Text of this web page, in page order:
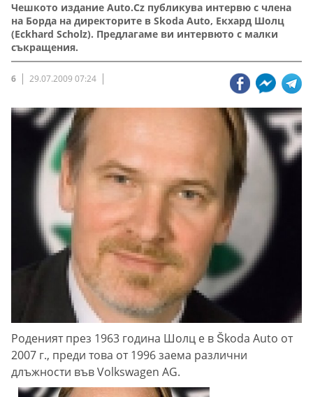
Чешкото издание Auto.Cz публикува интервю с члена
на Борда на директорите в Skoda Auto, Екхард Шолц
(Eckhard Scholz). Предлагаме ви интервюто с малки
съкращения.
6 29.07.2009 07:24
Роденият през 1963 година Шолц е в Škoda Auto от
2007 г., преди това от 1996 заема различни
длъжности във Volkswagen AG.